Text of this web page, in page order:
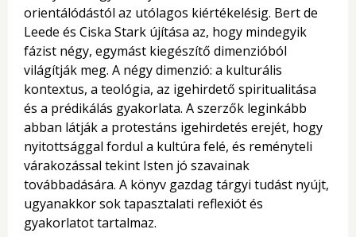
orientálódástól az utólagos kiértékelésig. Bert de
Leede és Ciska Stark újítása az, hogy mindegyik
fázist négy, egymást kiegészítő dimenzióból
világítják meg. A négy dimenzió: a kulturális
kontextus, a teológia, az igehirdető spiritualitása
és a prédikálás gyakorlata. A szerzők leginkább
abban látják a protestáns igehirdetés erejét, hogy
nyitottsággal fordul a kultúra felé, és reményteli
várakozással tekint Isten jó szavainak
továbbadására. A könyv gazdag tárgyi tudást nyújt,
ugyanakkor sok tapasztalati reflexiót és
gyakorlatot tartalmaz.